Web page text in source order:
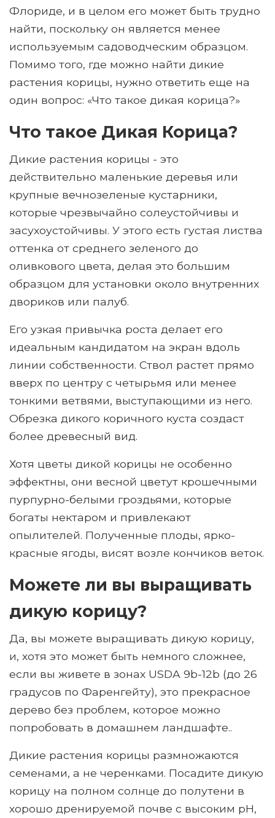
Флориде, и в целом его может быть трудно
найти, поскольку он является менее
используемым садоводческим образцом.
Помимо того, где можно найти дикие
растения корицы, нужно ответить еще на
один вопрос: «Что такое дикая корица?»
Что такое Дикая Корица?
Дикие растения корицы - это
действительно маленькие деревья или
крупные вечнозеленые кустарники,
которые чрезвычайно солеустойчивы и
засухоустойчивы. У этого есть густая листва
оттенка от среднего зеленого до
оливкового цвета, делая это большим
образцом для установки около внутренних
двориков или палуб.
Его узкая привычка роста делает его
идеальным кандидатом на экран вдоль
линии собственности. Ствол растет прямо
вверх по центру с четырьмя или менее
тонкими ветвями, выступающими из него.
Обрезка дикого коричного куста создаст
более древесный вид.
Хотя цветы дикой корицы не особенно
эффектны, они весной цветут крошечными
пурпурно-белыми гроздьями, которые
богаты нектаром и привлекают
опылителей. Полученные плоды, ярко-
красные ягоды, висят возле кончиков веток.
Можете ли вы выращивать
дикую корицу?
Да, вы можете выращивать дикую корицу,
и, хотя это может быть немного сложнее,
если вы живете в зонах USDA 9b-12b (до 26
градусов по Фаренгейту), это прекрасное
дерево без проблем, которое можно
попробовать в домашнем ландшафте..
Дикие растения корицы размножаются
семенами, а не черенками. Посадите дикую
корицу на полном солнце до полутени в
хорошо дренируемой почве с высоким pH,